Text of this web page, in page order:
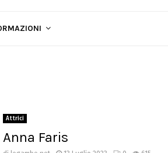
Attrici
Anna Faris